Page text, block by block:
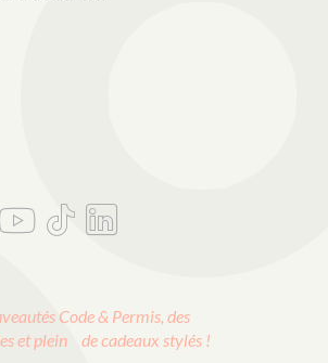
Code & Permis, des
et plein de cadeaux stylés !